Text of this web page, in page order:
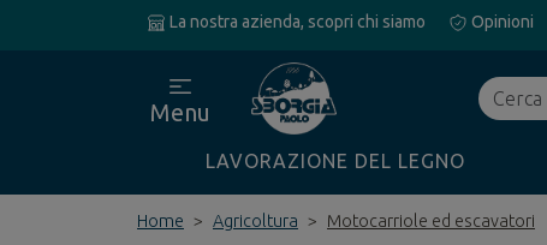
La nostra azienda, scopri chi siamo Opinioni
Cerca
Menu
LAVORAZIONE DEL LEGNO
Home Agricoltura Motocarriole ed escavatori